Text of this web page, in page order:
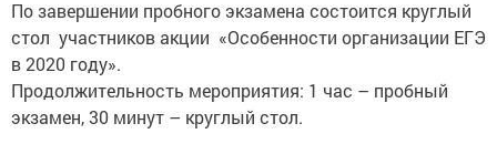
По завершении пробного экзамена состоится круглый
стол участников акции «Особенности организации ЕГЭ
в 2020 году».
Продолжительность мероприятия: 1 час – пробный
экзамен, 30 минут – круглый стол.